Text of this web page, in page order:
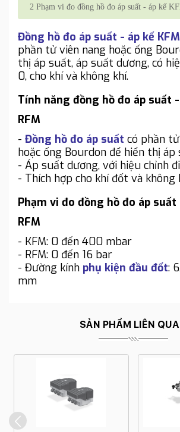
2 Phạm vi đo đồng hồ đo áp suất - áp kế
Đồng hồ đo áp suất - áp kế
phần tử viên nang hoặc ống
thị áp suất, áp suất dương, có
0, cho khí và không khí.
Tính năng đồng hồ đo áp suất -
RFM
- Đồng hồ đo áp suất có phần
hoặc ống Bourdon để hiển thị áp
- Áp suất dương, với hiệu chỉnh
- Thích hợp cho khí đốt và không
Phạm vi đo đồng hồ đo áp suất
RFM
- KFM: 0 đến 400 mbar
- RFM: 0 đến 16 bar
- Đường kính phụ kiện đầu đốt:
mm
SẢN PHẨM LIÊN